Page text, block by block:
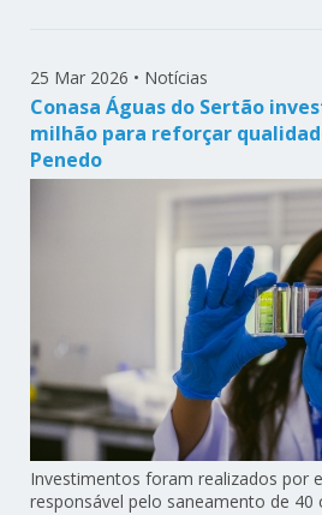
25 Mar 2026 • Notícias
Conasa Águas do Sertão
milhão para reforçar
Penedo
Investimentos foram realizados por
responsável pelo saneamento de 40